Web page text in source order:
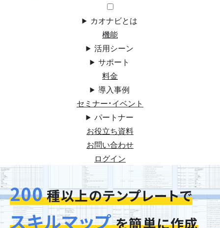
カオナビとは
機能
活用シーン
サポート
料金
導入事例
セミナー・イベント
パートナー
お役立ち資料
お問い合わせ
ログイン
200
スキルマップ
今お使いの評価シートを
そのまま再現